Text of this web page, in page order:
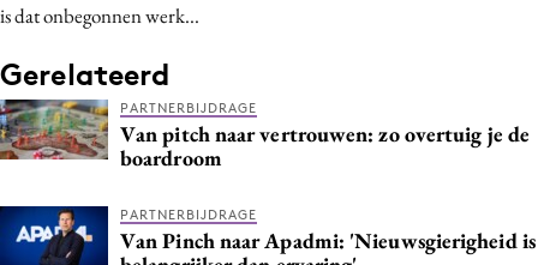
is dat onbegonnen werk...
Gerelateerd
PARTNERBIJDRAGE
Van pitch naar vertrouwen: zo overtuig je de
boardroom
PARTNERBIJDRAGE
Van Pinch naar Apadmi: 'Nieuwsgierigheid is